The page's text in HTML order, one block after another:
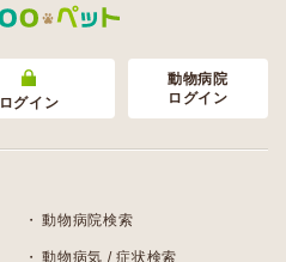
ログイン
動物病院
ログイン
動物病院検索
動物病気 / 症状検索